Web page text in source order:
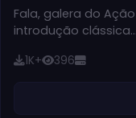
Fala, galera do
introdução clássica…
1K+ 396